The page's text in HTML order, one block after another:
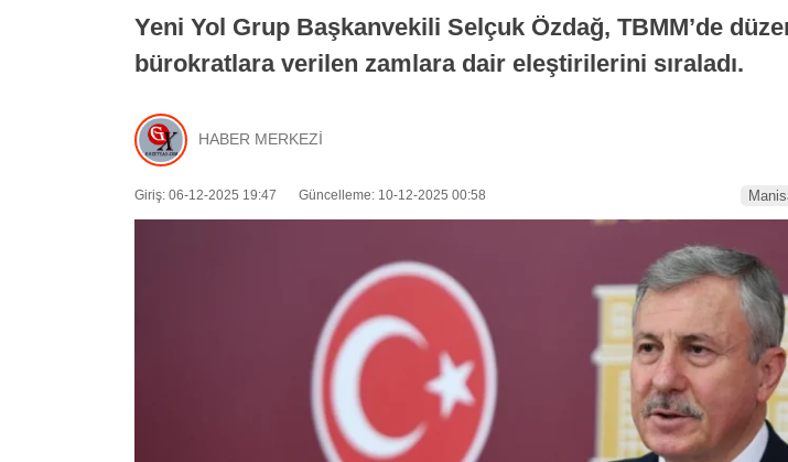
Yeni Yol Grup Başkanvekili Selçuk Özdağ, TBMM’de
bürokratlara verilen zamlara dair eleştirilerini sıraladı.
HABER MERKEZİ
Giriş: 06-12-2025 19:47 Güncelleme: 10-12-2025 00:58